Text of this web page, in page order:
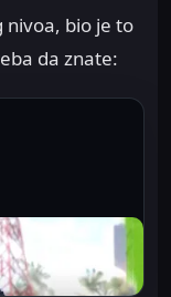
bio je to
da znate: